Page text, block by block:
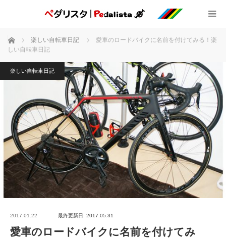
ホーム 楽しい自転車日記
愛車のロードバイクに名前を付けてみる！楽
しい自転車日記
楽しい自転車日記
2017.01.22 最終更新日: 2017.05.31
愛車のロードバイクに名前を付けてみ